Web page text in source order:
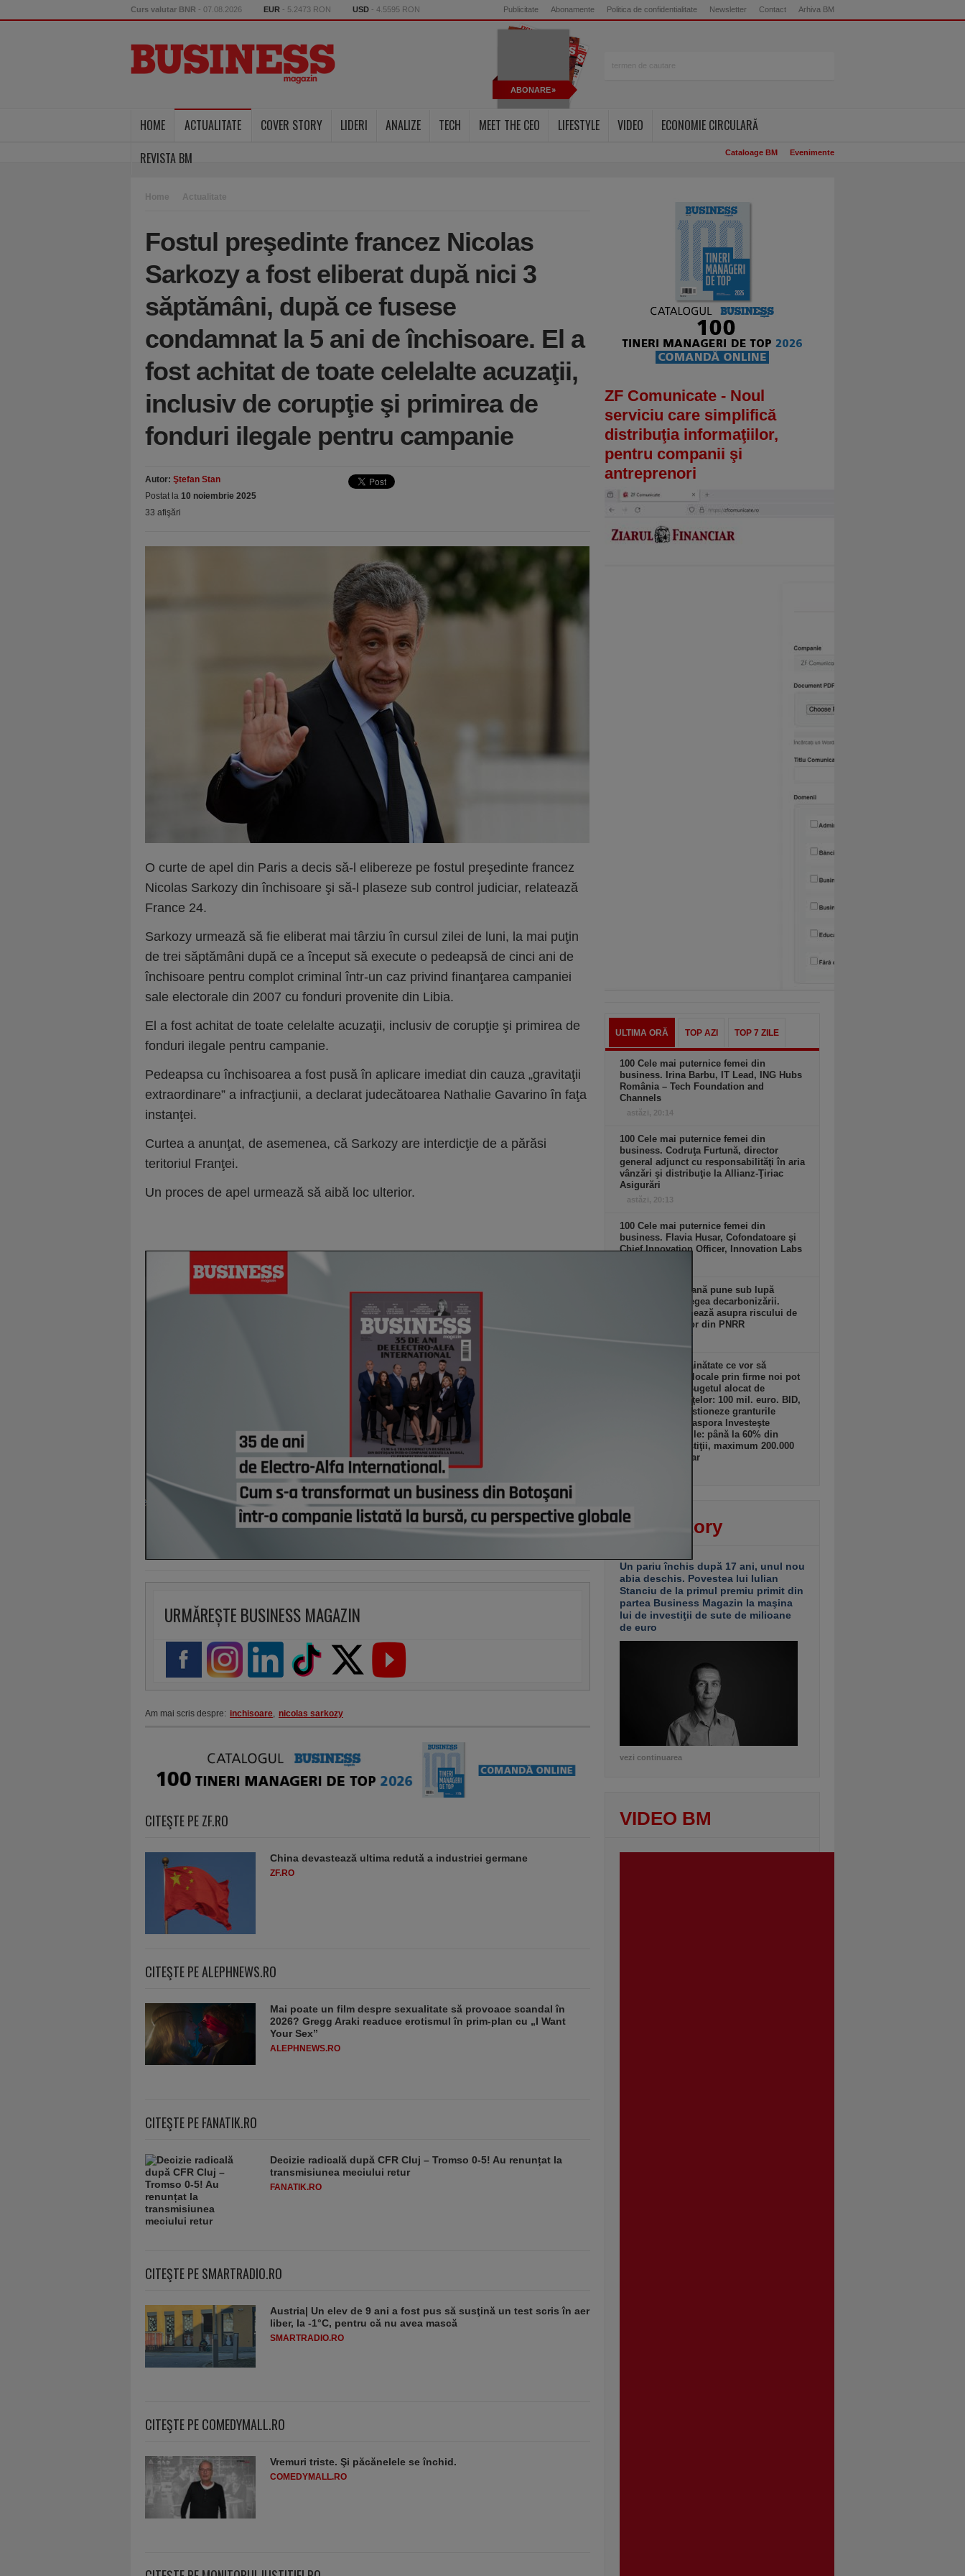
Curs valutar BNR - 07.08.2026 EUR - 5.2473 RON USD - 4.5595 RON Publicitate Abonamente Politica de confidentialitate Newsletter Contact Arhiva BM
ABONARE
HOME ACTUALITATE COVER STORY LIDERI ANALIZE TECH MEET THE CEO LIFESTYLE VIDEO
ECONOMIE CIRCULARĂ
REVISTA BM
Cataloage BM Evenimente
Home Actualitate
Fostul preşedinte francez Nicolas
Sarkozy a fost eliberat după nici 3
săptămâni, după ce fusese
condamnat la 5 ani de închisoare. El a
fost achitat de toate celelalte acuzaţii,
inclusiv de corupţie şi primirea de
fonduri ilegale pentru campanie
Autor: Ştefan Stan
Postat la 10 noiembrie 2025
33 afişări
O curte de apel din Paris a decis să-l elibereze pe fostul preşedinte francez
Nicolas Sarkozy din închisoare şi să-l plaseze sub control judiciar, relatează
France 24.
Sarkozy urmează să fie eliberat mai târziu în cursul zilei de luni, la mai puţin
de trei săptămâni după ce a început să execute o pedeapsă de cinci ani de
închisoare pentru complot criminal într-un caz privind finanţarea campaniei
sale electorale din 2007 cu fonduri provenite din Libia.
El a fost achitat de toate celelalte acuzaţii, inclusiv de corupţie şi primirea de
fonduri ilegale pentru campanie.
Pedeapsa cu închisoarea a fost pusă în aplicare imediat din cauza „gravitaţii
extraordinare” a infracţiunii, a declarat judecătoarea Nathalie Gavarino în faţa
instanţei.
Curtea a anunţat, de asemenea, că Sarkozy are interdicţie de a părăsi
teritoriul Franţei.
Un proces de apel urmează să aibă loc ulterior.
URMĂREȘTE BUSINESS MAGAZIN
Am mai scris despre: inchisoare, nicolas sarkozy
CITEŞTE PE ZF.RO
China devastează ultima redută a industriei germane
ZF.RO
CITEŞTE PE ALEPHNEWS.RO
Mai poate un film despre sexualitate să provoace scandal în
2026? Gregg Araki readuce erotismul în prim-plan cu „I Want
Your Sex”
ALEPHNEWS.RO
CITEŞTE PE FANATIK.RO
Decizie radicală după CFR Cluj – Tromso 0-5! Au renunțat la
transmisiunea meciului retur
FANATIK.RO
CITEŞTE PE SMARTRADIO.RO
Austria| Un elev de 9 ani a fost pus să susţină un test scris în aer
liber, la -1°C, pentru că nu avea mască
SMARTRADIO.RO
CITEŞTE PE COMEDYMALL.RO
Vremuri triste. Şi păcănelele se închid.
COMEDYMALL.RO
ZF Comunicate - Noul
serviciu care simplifică
distribuţia informaţiilor,
pentru companii şi
antreprenori
ULTIMA ORĂ TOP AZI TOP 7 ZILE
100 Cele mai puternice femei din
business. Irina Barbu, IT Lead, ING Hubs
România – Tech Foundation and
Channels
astăzi, 20:14
100 Cele mai puternice femei din
business. Codruţa Furtună, director
general adjunct cu responsabilităţi în aria
vânzări şi distribuţie la Allianz-Ţiriac
Asigurări
astăzi, 20:13
100 Cele mai puternice femei din
business. Flavia Husar, Cofondatoare şi
Chief Innovation Officer, Innovation Labs
Comisia Europeană pune sub lupă
modificările la legea decarbonizării.
Bruxelles avertizează asupra riscului de
pierdere a banilor din PNRR
Românii din străinătate ce vor să
dezvolte afaceri locale prin firme noi pot
primi granturi. Bugetul alocat de
Ministerul Finanţelor: 100 mil. euro. BID,
mandatată să gestioneze granturile
programului „Diaspora Investeşte
Acasă”. Granturile: până la 60% din
creditul de investiţii, maximum 200.000
de euro/beneficiar
Cover story
Un pariu închis după 17 ani, unul nou
abia deschis. Povestea lui Iulian
Stanciu de la primul premiu primit din
partea Business Magazin la maşina
lui de investiţii de sute de milioane
de euro
vezi continuarea
VIDEO BM